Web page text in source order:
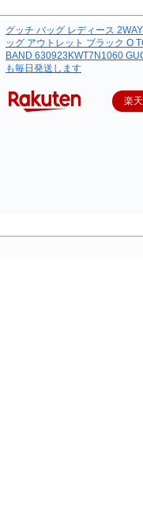
グッチ バッグ レディース
ッグ アウトレット ブラック O
BAND 630923KWT7N1060
も毎日発送します
楽